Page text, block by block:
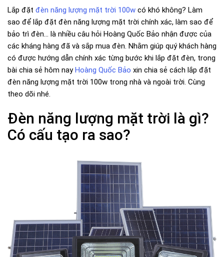
Lắp đặt đèn năng lượng mặt trời 100w có khó không? Làm
sao để lắp đặt đèn năng lượng mặt trời chính xác, làm sao để
bảo trì đèn... là nhiều câu hỏi Hoàng Quốc Bảo nhận được của
các kháng hàng đã và sắp mua đèn. Nhằm giúp quý khách hàng
có được hướng dẫn chính xác từng bước khi lắp đặt đèn, trong
bài chia sẻ hôm nay Hoàng Quốc Bảo xin chia sẻ cách lắp đặt
đèn năng lượng mặt trời 100w trong nhà và ngoài trời. Cùng
theo dõi nhé.
Đèn năng lượng mặt trời là gì?
Có cấu tạo ra sao?